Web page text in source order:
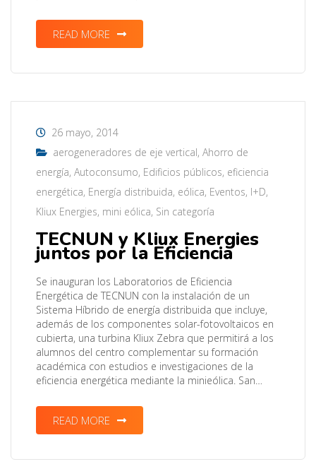
READ MORE
26 mayo, 2014
aerogeneradores de eje vertical, Ahorro de
energía, Autoconsumo, Edificios públicos, eficiencia
energética, Energía distribuida, eólica, Eventos, I+D,
Kliux Energies, mini eólica, Sin categoría
TECNUN y Kliux Energies
juntos por la Eficiencia
Se inauguran los Laboratorios de Eficiencia
Energética de TECNUN con la instalación de un
Sistema Híbrido de energía distribuida que incluye,
además de los componentes solar-fotovoltaicos en
cubierta, una turbina Kliux Zebra que permitirá a los
alumnos del centro complementar su formación
académica con estudios e investigaciones de la
eficiencia energética mediante la minieólica. San…
READ MORE